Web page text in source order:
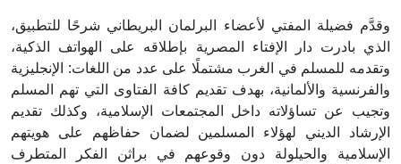
وقدَّم فضيلة المفتي لأعضاء البرلمان البريطاني شرحًا للتطبيق،
الذي بادرت دار الإفتاء المصرية بإطلاقه على الهواتف الذكية،
وتقدمه للمسلم في الغرب مشتملًا على عدد من اللغات: الإنجليزية
والفرنسية والألمانية، بهدف تقديم كافة الفتاوى التي تهم المسلم
وتجيب عن تساؤلاته داخل المجتمعات الإسلامية، وكذلك تقديم
الإرشاد الديني لهؤلاء المسلمين لضمان حفاظهم على هويتهم
الإسلامية والحيلولة دون وقوعهم في براثن الفكر المتطرف